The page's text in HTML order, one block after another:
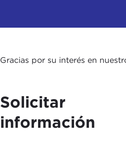
Gracias por su interés en
Solicitar
información